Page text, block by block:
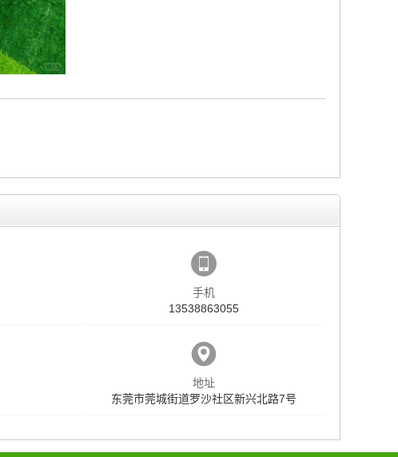
手机
13538863055
地址
东莞市莞城街道罗沙社区新兴北路7号